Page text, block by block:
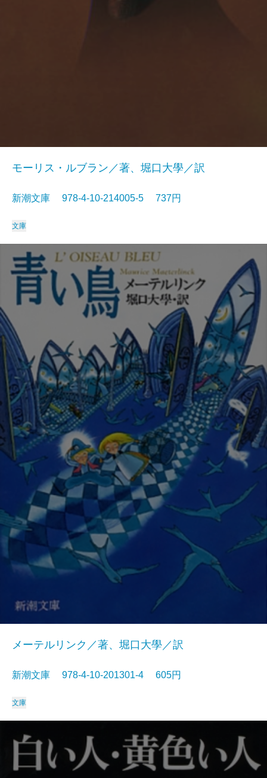
モーリス・ルブラン／著、堀口大學／訳
新潮文庫 978-4-10-214005-5 737円
文庫
メーテルリンク／著、堀口大學／訳
新潮文庫 978-4-10-201301-4 605円
文庫